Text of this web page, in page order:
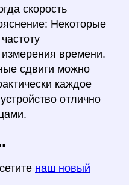
скорость
Некоторые
измерения времени.
сдвиги можно
каждое
отлично
наш новый